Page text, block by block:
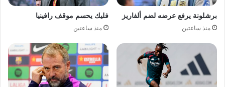
برشلونة يرفع عرضه لضم ألفاريز
منذ ساعتين
فليك يحسم موقف رافينيا
منذ ساعتين